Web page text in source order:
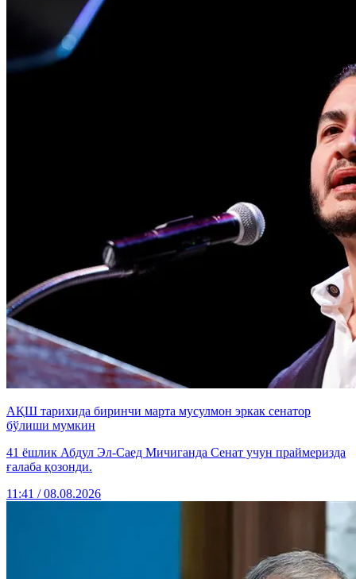
АҚШ тарихида биринчи марта мусулмон эркак сенатор
бўлиши мумкин
41 ёшлик Абдул Эл-Саед Мичиганда Сенат учун праймеризда
ғалаба қозонди.
11:41 / 08.08.2026